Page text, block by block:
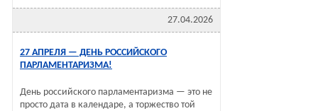
27.04.2026
27 АПРЕЛЯ — ДЕНЬ РОССИЙСКОГО
ПАРЛАМЕНТАРИЗМА!
День российского парламентаризма — это не
просто дата в календаре, а торжество той